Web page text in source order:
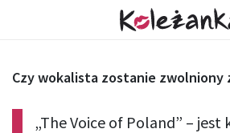
„The Voice of Poland” –
Czy wokalista zostanie zwolniony